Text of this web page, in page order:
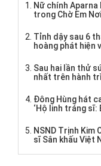
Nữ chính
trong Chờ Em
Tỉnh dậy sau 6
hoàng phát hiện
Sau hai lần thử
nhất trên hành
Đông Hùng hát
‘Hộ linh tráng sĩ:
NSND Trịnh Kim
sĩ Sân khấu Việt